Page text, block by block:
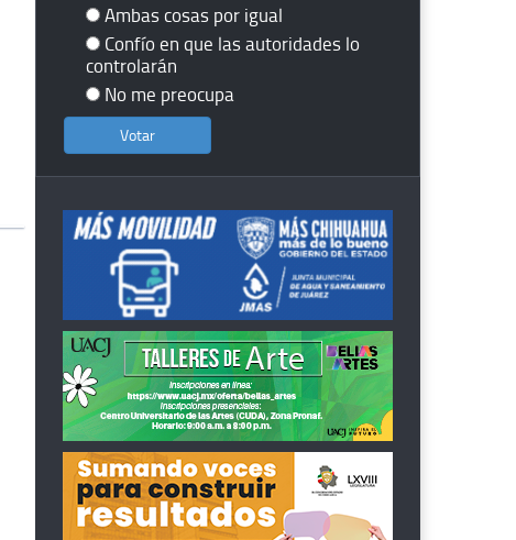
Ambas cosas por igual
Confío en que las autoridades lo
controlarán
No me preocupa